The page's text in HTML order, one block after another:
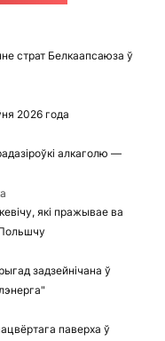
страт Белкаапсаюза ў
2026 года
алкаголю —
які пражывае ва
задзейнічана ў
паверха ў